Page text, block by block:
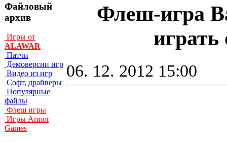
Файловый
архив
Игры от
ALAWAR
Патчи
Демоверсии игр
Видео из игр
Софт, драйверы
Популярные
файлы
Флеш игры
Игры Armor
Games
Флеш-игра
играть
06. 12. 2012 15:00